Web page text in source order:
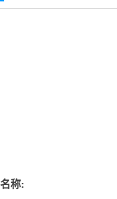
名称: